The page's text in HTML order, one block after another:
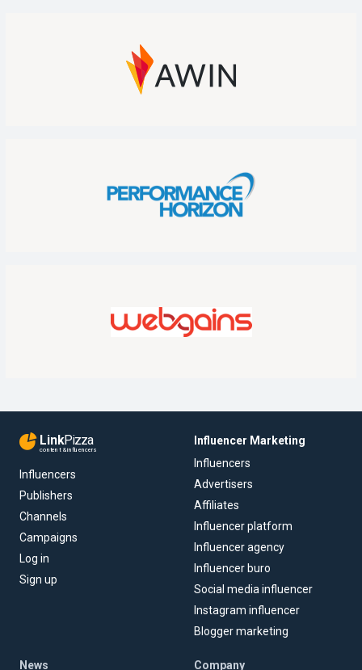
LinkPizza
content & influencers
Influencers
Publishers
Channels
Campaigns
Log in
Sign up
Influencer Marketing
Influencers
Advertisers
Affiliates
Influencer platform
Influencer agency
Influencer buro
Social media influencer
Instagram influencer
Blogger marketing
News Company